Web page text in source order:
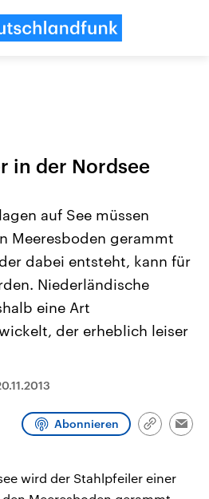
6.
aus
Berichte
USA
Aktuelle Beiträge,
Hintergründe
Wirtschaftlich und
gehören die Vereinigten
in der Nordsee
auf See müssen
Meeresboden gerammt
dabei entsteht, kann für
Niederländische
eine Art
der erheblich leiser
Abonnieren
Link
wird der Stahlpfeiler einer